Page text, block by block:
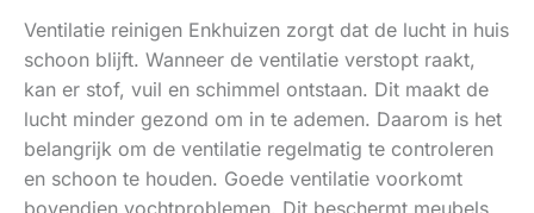
Ventilatie reinigen Enkhuizen zorgt dat de lucht in huis
schoon blijft. Wanneer de ventilatie verstopt raakt,
kan er stof, vuil en schimmel ontstaan. Dit maakt de
lucht minder gezond om in te ademen. Daarom is het
belangrijk om de ventilatie regelmatig te controleren
en schoon te houden. Goede ventilatie voorkomt
bovendien vochtproblemen. Dit beschermt meubels